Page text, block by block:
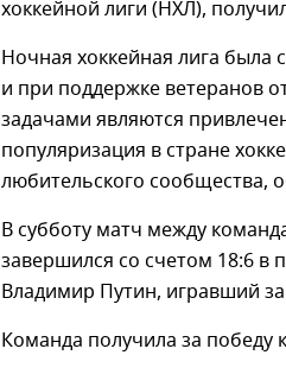
хоккейной лиги (НХЛ),
Ночная хоккейная лига была
и при поддержке ветеранов
задачами являются
популяризация в стране
любительского сообщества,
В субботу матч между
завершился со счетом 18:6 в
Владимир Путин, игравший
Команда получила за победу